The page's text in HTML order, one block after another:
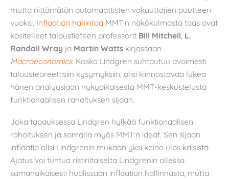
mutta riittämätön automaattisten vakauttajien puutteen
vuoksi. Inflaation hallintaa MMT:n näkökulmasta taas ovat
käsitelleet taloustieteen professorit Bill Mitchell L.
Randall Wray ja Martin Watts kirjassaan
Macroeconomics­. Koska Lindgren suhtautuu avoimesti
talousteoreettisiin kysymyksiin, olisi kiinnostavaa lukea
hänen analyysiaan nykyaikaisesta MMT-keskustelusta
funktionaalisen rahoituksen sijaan.
Joka tapauksessa Lindgren hylkää funktionaalisen
rahoituksen ja samalla myös MMT:n ideat. Sen sijaan
inflaatio olisi Lindgrenin mukaan yksi keino ulos kriisistä.
Ajatus voi tuntua ristiriitaiselta Lindgrenin ollessa
samanaikaisesti huolissaan inflaation hallinnasta, mutta